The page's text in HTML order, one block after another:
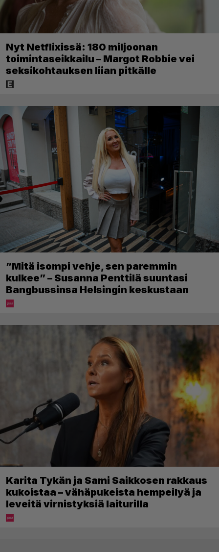
Nyt Netflixissä: 180 miljoonan
toimintaseikkailu – Margot Robbie vei
seksikohtauksen liian pitkälle
”Mitä isompi vehje, sen paremmin
kulkee” – Susanna Penttilä suuntasi
Bangbussinsa Helsingin keskustaan
Karita Tykän ja Sami Saikkosen rakkaus
kukoistaa – vähäpukeista hempeilyä ja
leveitä virnistyksiä laiturilla